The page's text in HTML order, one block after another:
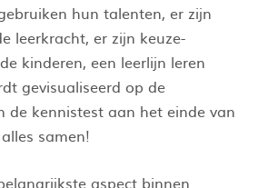
hun talenten, er zijn
leerkracht, er zijn keuze-
kinderen, een leerlijn leren
gevisualiseerd op de
de kennistest aan het einde van
samen!
aspect binnen